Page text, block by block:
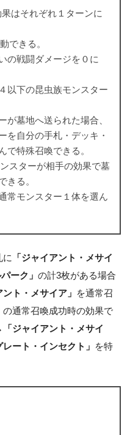
はそれぞれ１ターンに
できる。
の戦闘ダメージを０に
以下の昆虫族モンスター
が墓地へ送られた場合、
を自分の手札・デッキ・
で特殊召喚できる。
スターが相手の効果で墓
きる。
常モンスター１体を選ん
に
「ジャイアント・メサイ
ーク」 の計3枚がある場合
ント・メサイア」 を通常召
の通常召喚成功時の効果で
「ジャイアント・メサイ
レート・インセクト」 を特